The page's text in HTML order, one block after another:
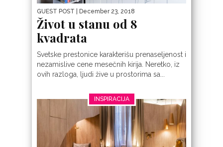
GUEST POST | December 23, 2018
Život u stanu od 8
kvadrata
Svetske prestonice karakterišu prenaseljenost i
nezamislive cene mesečnih kirija. Neretko, iz
ovih razloga, ljudi žive u prostorima sa...
INSPIRACIJA